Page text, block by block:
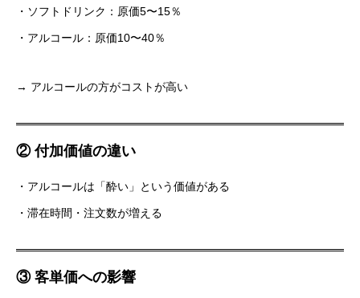
・ソフトドリンク：原価5〜15％
・アルコール：原価10〜40％
→ アルコールの方がコストが高い
② 付加価値の違い
・アルコールは「酔い」という価値がある
・滞在時間・注文数が増える
③ 客単価への影響